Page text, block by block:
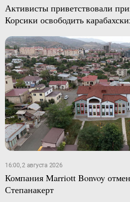
Активисты приветствовали
Корсики освободить
16:00, 2 августа 2026
Компания Marriott Bonvoy
Степанакерт